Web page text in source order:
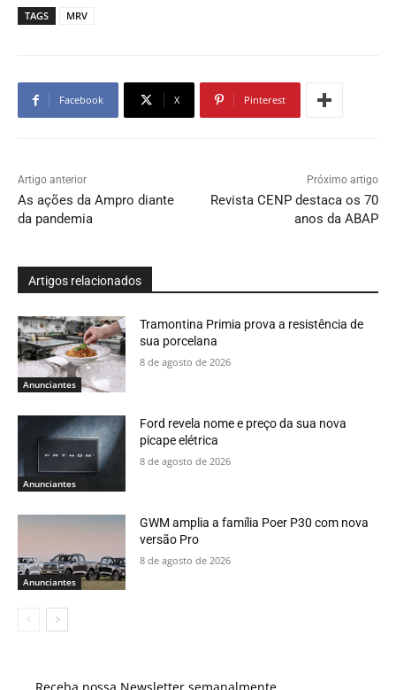
TAGS MRV
Facebook X Pinterest
Artigo anterior
As ações da Ampro diante
da pandemia
Próximo artigo
Revista CENP destaca os 70
anos da ABAP
Artigos relacionados
Anunciantes
Tramontina Primia prova a resistência de
sua porcelana
8 de agosto de 2026
Anunciantes
Ford revela nome e preço da sua nova
picape elétrica
8 de agosto de 2026
Anunciantes
GWM amplia a família Poer P30 com nova
versão Pro
8 de agosto de 2026